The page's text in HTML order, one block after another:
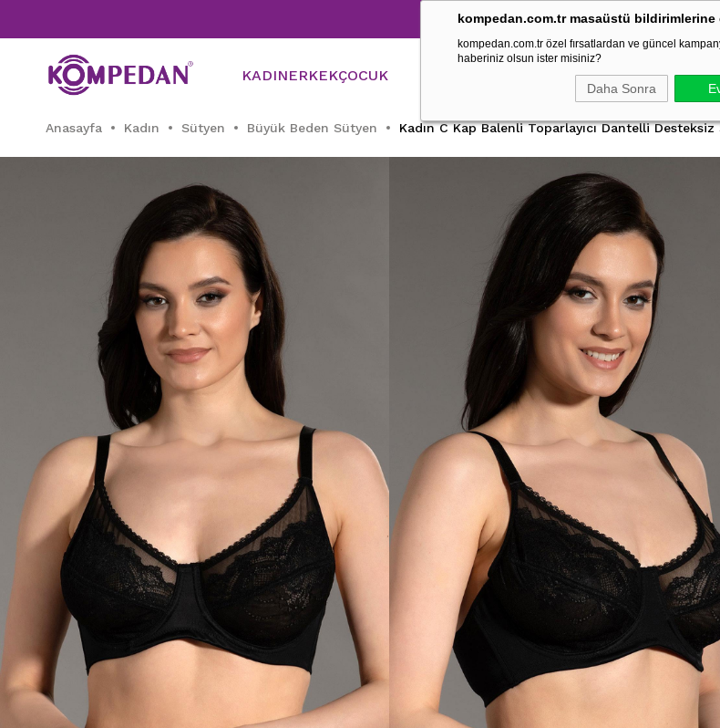
kompedan.com.tr masaüstü bildirimlerine
kompedan.com.tr özel fırsatlardan ve güncel
haberiniz olsun ister misiniz?
Daha Sonra
Tüm Pijama Takımlarında %30
KADINERKEKÇOCUK
Anasayfa Kadın Sütyen Büyük Beden Sütyen Kadın C Kap Balenli Toparlayıcı Dantelli